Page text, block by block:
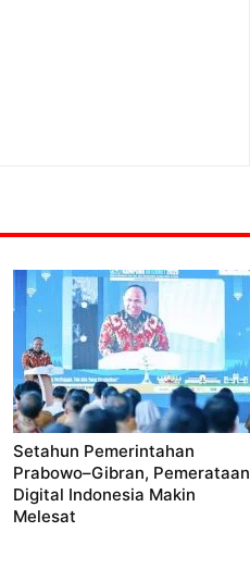
Setahun Pemerintahan
Prabowo–Gibran, Pemerataan
Digital Indonesia Makin
Melesat